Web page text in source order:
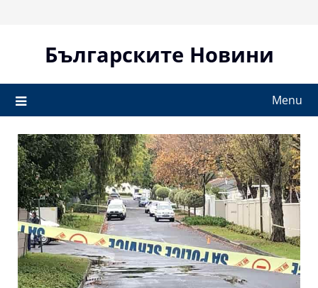
Българските Новини
Menu